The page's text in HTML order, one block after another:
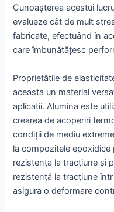
Cunoașterea acestui
evalueze cât de mult
fabricate, efectuând în
care îmbunătățesc
Proprietățile de
aceasta un material
aplicații. Alumina este
crearea de acoperiri
condiții de mediu
la compozitele
rezistența la tracțiune și
rezistență la tracțiune
asigura o deformare